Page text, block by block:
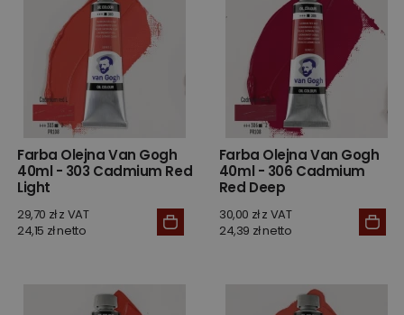
Farba Olejna Van Gogh
40ml - 303 Cadmium Red
Light
29,70 zł z VAT
24,15 zł netto
Farba Olejna Van Gogh
40ml - 306 Cadmium
Red Deep
30,00 zł z VAT
24,39 zł netto